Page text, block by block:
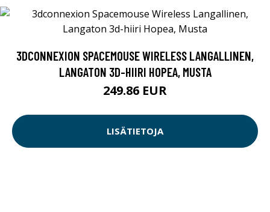
3DCONNEXION SPACEMOUSE WIRELESS LANGALLINEN,
LANGATON 3D-HIIRI HOPEA, MUSTA
249.86 EUR
LISÄTIETOJA